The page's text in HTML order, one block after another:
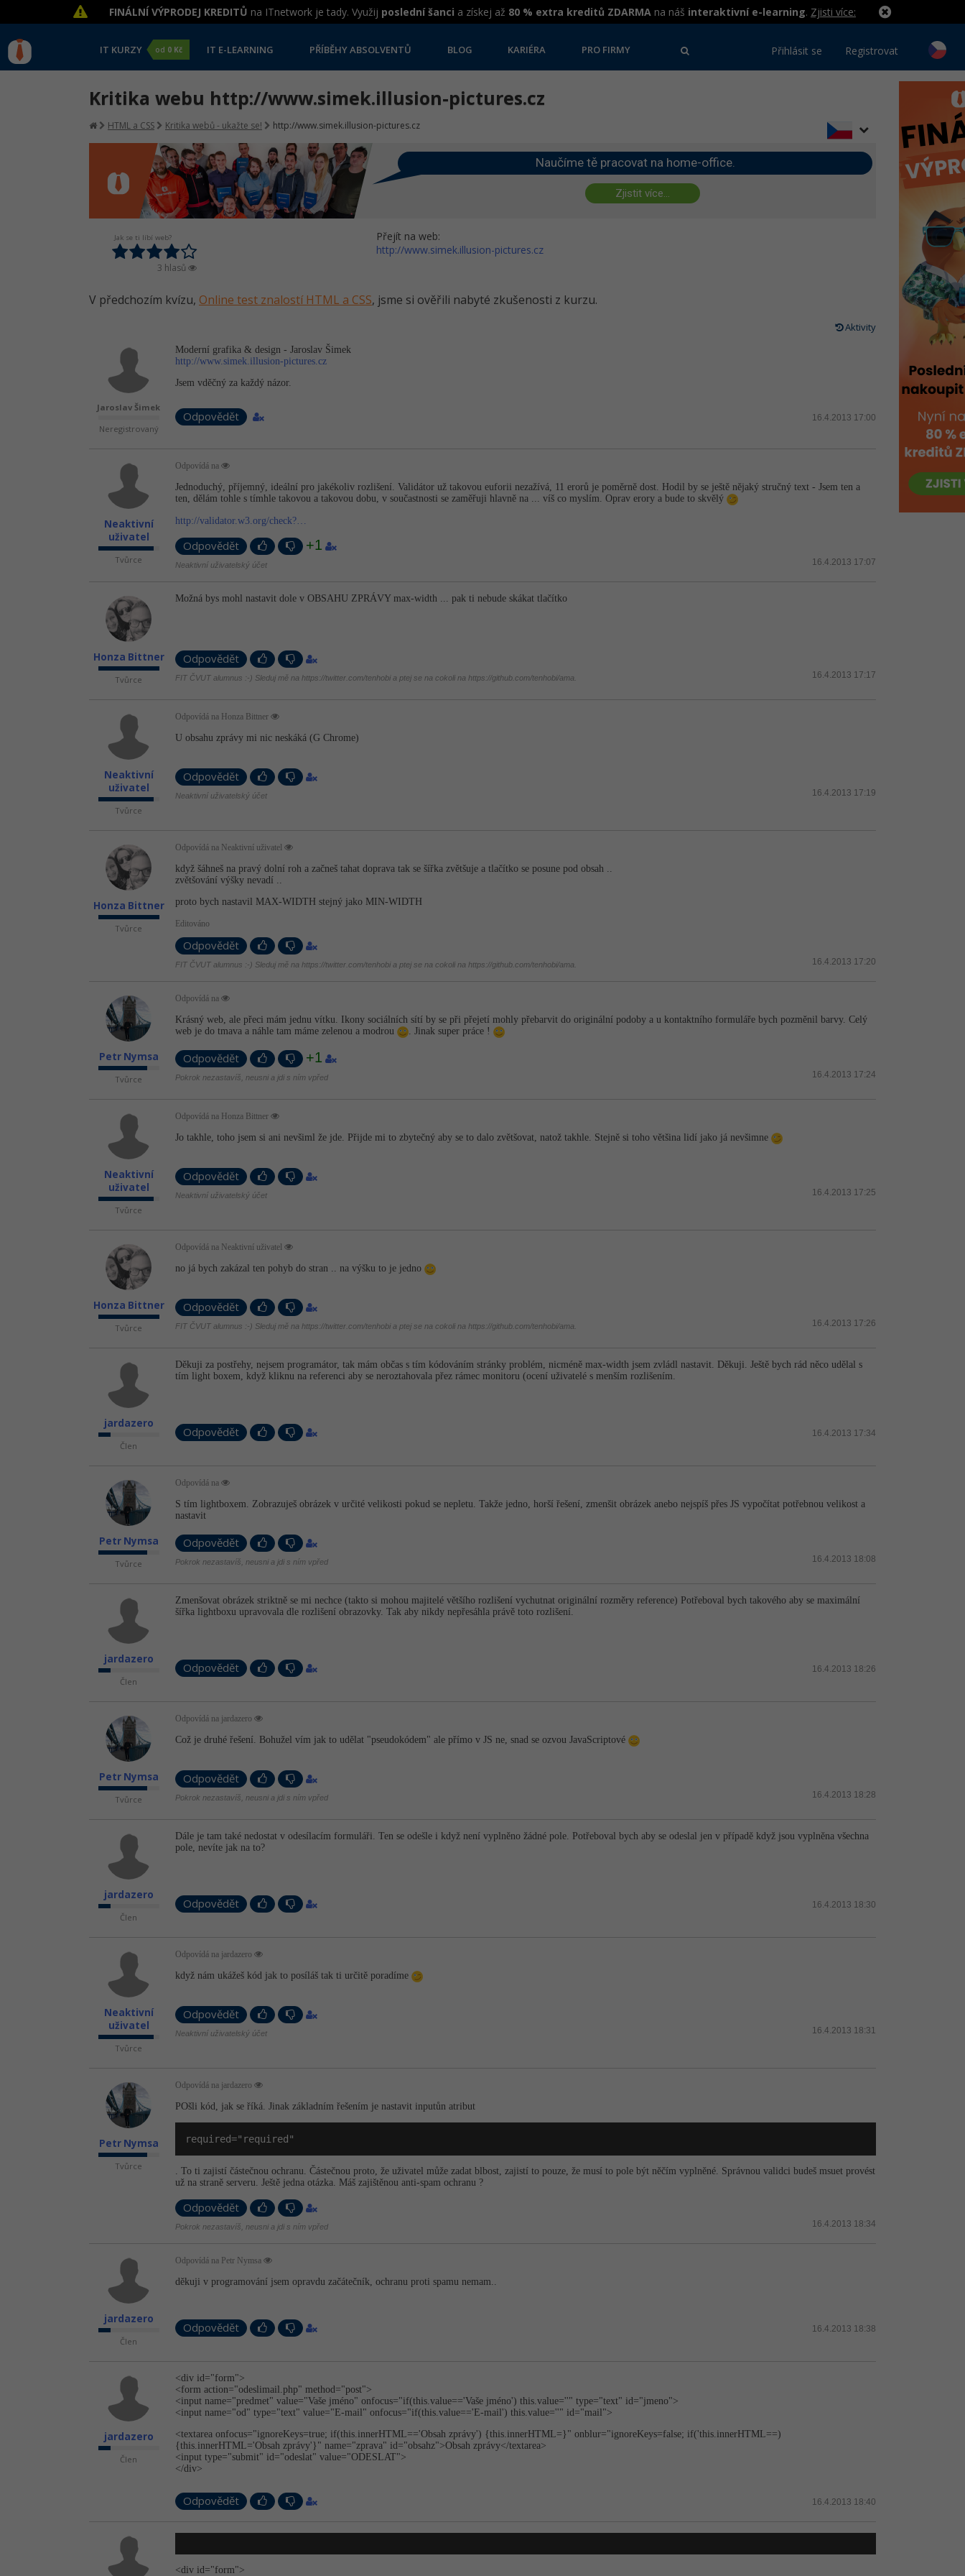
FINÁLNÍ VÝPRODEJ KREDITŮ na ITnetwork je tady. Využij poslední šanci a získej až 80 % extra kreditů ZDARMA na náš interaktivní e-learning. Zjisti více:
IT KURZY od 0 Kč IT E-LEARNING PŘÍBĚHY ABSOLVENTŮ BLOG KARIÉRA PRO FIRMY Přihlásit se Registrovat
Kritika webu http://www.simek.illusion-pictures.cz
HTML a CSS Kritika webů - ukažte se! http://www.simek.illusion-pictures.cz
Naučíme tě pracovat na home-office.
Zjistit více...
Jak se ti líbí web?
3 hlasů
Přejít na web:
http://www.simek.illusion-pictures.cz
V předchozím kvízu, Online test znalostí HTML a CSS, jsme si ověřili nabyté zkušenosti z kurzu.
Aktivity
Jaroslav Šimek
Neregistrovaný
Moderní grafika & design - Jaroslav Šimek
http://www.simek.illusion-pictures.cz
Jsem vděčný za každý názor.
Odpovědět 16.4.2013 17:00
Neaktivní
uživatel
Tvůrce
Odpovídá na
Jednoduchý, příjemný, ideální pro jakékoliv rozlišení. Validátor už takovou euforii nezažívá, 11 erorů je poměrně dost. Hodil by se ještě nějaký stručný text - Jsem ten a
ten, dělám tohle s tímhle takovou a takovou dobu, v součastnosti se zaměřuji hlavně na ... víš co myslím. Oprav erory a bude to skvělý
http://validator.w3.org/check?…
Odpovědět +1
16.4.2013 17:07
Neaktivní uživatelský účet
Honza Bittner
Tvůrce
Možná bys mohl nastavit dole v OBSAHU ZPRÁVY max-width ... pak ti nebude skákat tlačítko
Odpovědět
16.4.2013 17:17
FIT ČVUT alumnus :-) Sleduj mě na https://twitter.com/tenhobi a ptej se na cokoli na https://github.com/tenhobi/ama.
Neaktivní
uživatel
Tvůrce
Odpovídá na Honza Bittner
U obsahu zprávy mi nic neskáká (G Chrome)
Odpovědět
16.4.2013 17:19
Neaktivní uživatelský účet
Honza Bittner
Tvůrce
Odpovídá na Neaktivní uživatel
když šáhneš na pravý dolní roh a začneš tahat doprava tak se šířka zvětšuje a tlačítko se posune pod obsah ..
zvětšování výšky nevadí ..
proto bych nastavil MAX-WIDTH stejný jako MIN-WIDTH
Editováno
Odpovědět
16.4.2013 17:20
FIT ČVUT alumnus :-) Sleduj mě na https://twitter.com/tenhobi a ptej se na cokoli na https://github.com/tenhobi/ama.
Petr Nymsa
Tvůrce
Odpovídá na
Krásný web, ale přeci mám jednu vítku. Ikony sociálních sítí by se při přejetí mohly přebarvit do originální podoby a u kontaktního formuláře bych pozměnil barvy. Celý
web je do tmava a náhle tam máme zelenou a modrou
. Jinak super práce !
Odpovědět +1
16.4.2013 17:24
Pokrok nezastavíš, neusni a jdi s ním vpřed
Neaktivní
uživatel
Tvůrce
Odpovídá na Honza Bittner
Jo takhle, toho jsem si ani nevšiml že jde. Přijde mi to zbytečný aby se to dalo zvětšovat, natož takhle. Stejně si toho většina lidí jako já nevšimne
Odpovědět
16.4.2013 17:25
Neaktivní uživatelský účet
Honza Bittner
Tvůrce
Odpovídá na Neaktivní uživatel
no já bych zakázal ten pohyb do stran .. na výšku to je jedno
Odpovědět
16.4.2013 17:26
FIT ČVUT alumnus :-) Sleduj mě na https://twitter.com/tenhobi a ptej se na cokoli na https://github.com/tenhobi/ama.
jardazero
Člen
Děkuji za postřehy, nejsem programátor, tak mám občas s tím kódováním stránky problém, nicméně max-width jsem zvládl nastavit. Děkuji. Ještě bych rád něco udělal s
tím light boxem, když kliknu na referenci aby se neroztahovala přez rámec monitoru (ocení uživatelé s menším rozlišením.
Odpovědět 16.4.2013 17:34
Petr Nymsa
Tvůrce
Odpovídá na
S tím lightboxem. Zobrazuješ obrázek v určité velikosti pokud se nepletu. Takže jedno, horší řešení, zmenšit obrázek anebo nejspíš přes JS vypočítat potřebnou velikost a
nastavit
Odpovědět
16.4.2013 18:08
Pokrok nezastavíš, neusni a jdi s ním vpřed
jardazero
Člen
Zmenšovat obrázek striktně se mi nechce (takto si mohou majitelé většího rozlišení vychutnat originální rozměry reference) Potřeboval bych takového aby se maximální
šířka lightboxu upravovala dle rozlišení obrazovky. Tak aby nikdy nepřesáhla právě toto rozlišení.
Odpovědět 16.4.2013 18:26
Petr Nymsa
Tvůrce
Odpovídá na jardazero
Což je druhé řešení. Bohužel vím jak to udělat "pseudokódem" ale přímo v JS ne, snad se ozvou JavaScriptové
Odpovědět
16.4.2013 18:28
Pokrok nezastavíš, neusni a jdi s ním vpřed
jardazero
Člen
Dále je tam také nedostat v odesílacím formuláři. Ten se odešle i když není vyplněno žádné pole. Potřeboval bych aby se odeslal jen v případě když jsou vyplněna všechna
pole, nevíte jak na to?
Odpovědět 16.4.2013 18:30
Neaktivní
uživatel
Tvůrce
Odpovídá na jardazero
když nám ukážeš kód jak to posíláš tak ti určitě poradíme
Odpovědět
16.4.2013 18:31
Neaktivní uživatelský účet
Petr Nymsa
Tvůrce
Odpovídá na jardazero
POšli kód, jak se říká. Jinak základním řešením je nastavit inputůn atribut
required="required"
. To ti zajistí částečnou ochranu. Částečnou proto, že uživatel může zadat blbost, zajistí to pouze, že musí to pole být něčím vyplněné. Správnou validci budeš msuet provést
už na straně serveru. Ještě jedna otázka. Máš zajištěnou anti-spam ochranu ?
Odpovědět
16.4.2013 18:34
Pokrok nezastavíš, neusni a jdi s ním vpřed
jardazero
Člen
Odpovídá na Petr Nymsa
děkuji v programování jsem opravdu začátečník, ochranu proti spamu nemam..
Odpovědět 16.4.2013 18:38
jardazero
Člen
<div id="form">
<form action="odesli­mail.php" method="post">
<input name="predmet" value="Vaše jméno" onfocus="if(this­.value=='Vaše jméno') this.value=''" type="text" id="jmeno">
<input name="od" type="text" value="E-mail" onfocus="if(this­.value=='E-mail') this.value=''" id="mail">
<textarea onfocus="igno­reKeys=true; if(this.inner­HTML=='Obsah zprávy') {this.innerHTML=}" onblur="ignoreKeys=false; if('this.innerHTML==)
{this.innerHTML='Ob­sah zprávy'}" name="zprava" id="obsahz">Obsah zprávy</textarea>
<input type="submit" id="odeslat" value="ODESLAT">
</div>
Odpovědět 16.4.2013 18:40
<div id="form">